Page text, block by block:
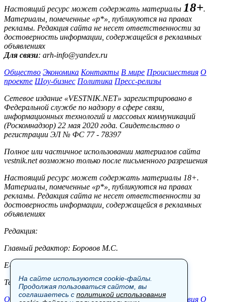
Настоящий ресурс может содержать материалы 18+.
Материалы, помеченные «р*», публикуются на правах
рекламы. Редакция сайта не несет ответственности за
достоверность информации, содержащейся в рекламных
объявлениях
Для связи: arh-info@yandex.ru
Общество Экономика Контакты В мире Происшествия О
проекте Шоу-бизнес Политика Пресс-релизы
Сетевое издание «VESTNIK.NET» зарегистрировано в
Федеральной службе по надзору в сфере связи,
информационных технологий и массовых коммуникаций
(Роскомнадзор) 22 мая 2020 года. Свидетельство о
регистрации ЭЛ № ФС 77 - 78397
Полное или частичное использовании материалов сайта
vestnik.net возможно только после письменного разрешения
Настоящий ресурс может содержать материалы 18+.
Материалы, помеченные «р*», публикуются на правах
рекламы. Редакция сайта не несет ответственности за
достоверность информации, содержащейся в рекламных
объявлениях
Редакция:
Главный редактор: Боровов М.С.
E-mail: site@vestnik.net, reb.msk@yandex.ru
Тел.: +7 (921) 720-00-97
Общество Экономика Контакты В мире Происшествия О
На сайте используются cookie-файлы.
Продолжая пользоваться сайтом, вы
соглашаетесь с политикой использования